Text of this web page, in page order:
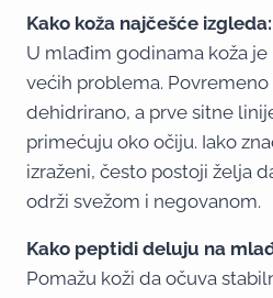
Kako koža najčešće izgleda:
U mlađim godinama koža
većih problema.
dehidrirano, a prve sitne
primećuju oko očiju. Iako
izraženi, često postoji želja
održi svežom i negovanom.
Kako peptidi deluju na
Pomažu koži da očuva